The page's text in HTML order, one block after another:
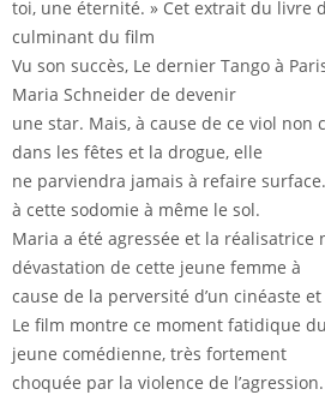
toi, une éternité. » Cet extrait du livre
culminant du film
Vu son succès, Le dernier Tango à
Maria Schneider de devenir
une star. Mais, à cause de ce viol non
dans les fêtes et la drogue, elle
ne parviendra jamais à refaire
à cette sodomie à même le sol.
Maria a été agressée et la réalisatrice
dévastation de cette jeune femme à
cause de la perversité d’un cinéaste
Le film montre ce moment fatidique
jeune comédienne, très fortement
choquée par la violence de